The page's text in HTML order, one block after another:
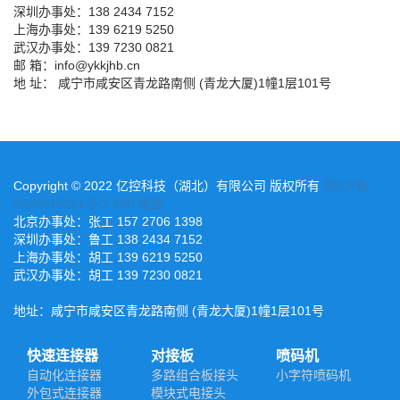
深圳办事处：138 2434 7152
上海办事处：139 6219 5250
武汉办事处：139 7230 0821
邮 箱：info@ykkjhb.cn
地 址： 咸宁市咸安区青龙路南侧 (青龙大厦)1幢1层101号
Copyright © 2022 亿控科技（湖北）有限公司 版权所有 鄂ICP备
2022015221号-2 XML地图
北京办事处：张工 157 2706 1398
深圳办事处：鲁工 138 2434 7152
上海办事处：胡工 139 6219 5250
武汉办事处：胡工 139 7230 0821
地址：咸宁市咸安区青龙路南侧 (青龙大厦)1幢1层101号
快速连接器
自动化连接器
外包式连接器
对接板
多路组合板接头
模块式电接头
喷码机
小字符喷码机